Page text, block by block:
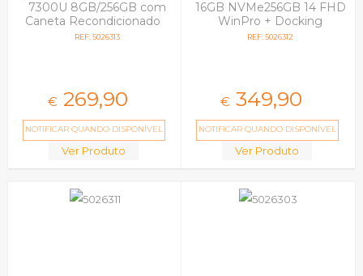
7300U 8GB/256GB com
Caneta Recondicionado
REF: 5026313
€ 269,90
NOTIFICAR QUANDO DISPONÍVEL
Ver Produto
16GB NVMe256GB 14 FHD
WinPro + Docking
Recondicionado
REF: 5026312
€ 349,90
NOTIFICAR QUANDO DISPONÍVEL
Ver Produto